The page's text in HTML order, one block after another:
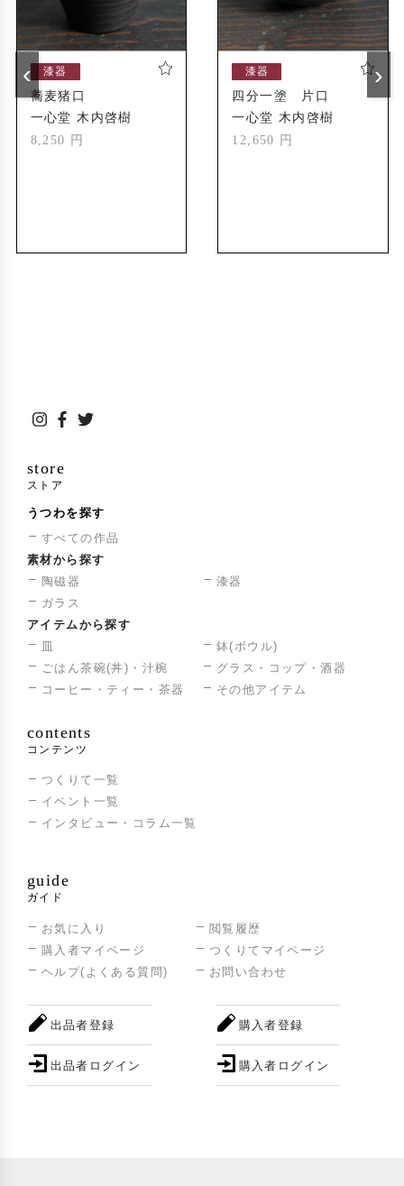
漆器
蕎麦猪口
一心堂 木内啓樹
8,250 円
漆器
四分一塗 片口
一心堂 木内啓樹
12,650 円
‹ ›
store
ストア
うつわを探す
すべての作品
素材から探す
陶磁器
漆器
ガラス
アイテムから探す
皿
鉢(ボウル)
ごはん茶碗(丼)・汁椀
グラス・コップ・酒器
コーヒー・ティー・茶器
その他アイテム
contents
コンテンツ
つくりて一覧
イベント一覧
インタビュー・コラム一覧
guide
ガイド
お気に入り
閲覧履歴
購入者マイページ
つくりてマイページ
ヘルプ(よくある質問)
お問い合わせ
出品者登録
出品者ログイン
購入者登録
購入者ログイン